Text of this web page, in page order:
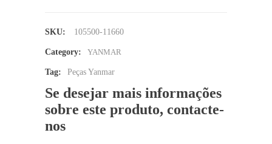
SKU: 105500-11660
Category: YANMAR
Tag: Peças Yanmar
Se desejar mais informações
sobre este produto, contacte-
nos